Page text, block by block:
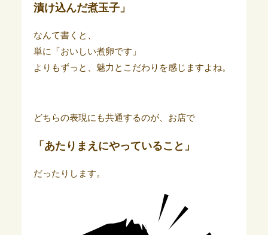
漬け込んだ煮玉子」
なんて書くと、
単に「おいしい煮卵です」
よりもずっと、魅力とこだわりを感じますよね。
どちらの表現にも共通するのが、お店で
「あたりまえにやっていること」
だったりします。